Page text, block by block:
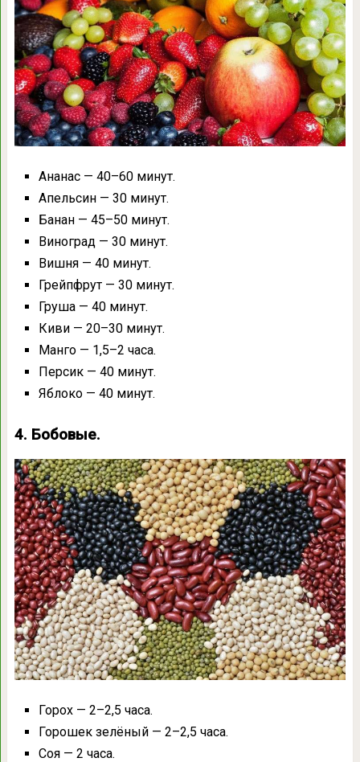
Ананас — 40–60 минут.
Апельсин — 30 минут.
Банан — 45–50 минут.
Виноград — 30 минут.
Вишня — 40 минут.
Грейпфрут — 30 минут.
Груша — 40 минут.
Киви — 20–30 минут.
Манго — 1,5–2 часа.
Персик — 40 минут.
Яблоко — 40 минут.
4. Бобовые.
Горох — 2–2,5 часа.
Горошек зелёный — 2–2,5 часа.
Соя — 2 часа.